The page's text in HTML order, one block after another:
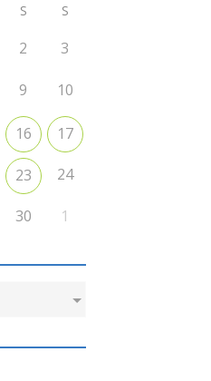
S S
2 3
9 10
16 17
23 24
30 1